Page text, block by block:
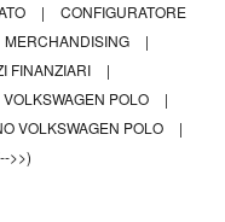
|
CONFIGURATORE
MERCHANDISING
|
FINANZIARI
|
POLO
|
VOLKSWAGEN POLO
|
>>)